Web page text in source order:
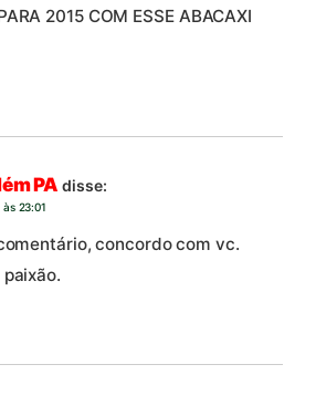
2015 COM ESSE ABACAXI
PA disse:
23:01
concordo com vc.